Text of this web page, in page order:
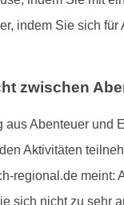
indem Sie sich
zwischen
Abenteuer
Aktivitäten
regional.de
sich nicht zu